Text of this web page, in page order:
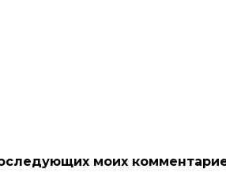
моих